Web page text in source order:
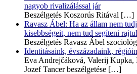
nagyob rivalizálással jár
Beszélgetés Koszorús Ritával […]
Ravasz Ábel: Ha az állam nem
kisebbségeit, nem tud segíteni
Beszélgetés Ravasz Ábel
Identitásaink, évszázadaink,
Eva Andrejčáková, Valerij Kupka,
Jozef Tancer beszélgetése […]